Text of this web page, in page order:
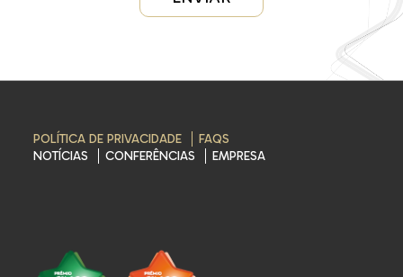
POLÍTICA DE PRIVACIDADE
FAQS
NOTÍCIAS
CONFERÊNCIAS EMPRESA